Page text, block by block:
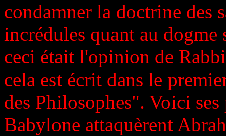
condamner la doctrine des
incrédules quant au
ceci était l'opinion de
cela est écrit dans le
des Philosophes". Voici
Babylone attaquèrent